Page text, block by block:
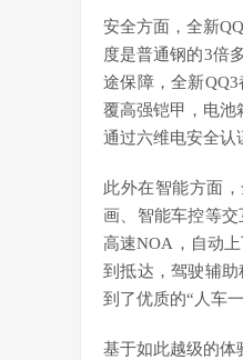
安全方面，全新
度是普通钢的3倍
途保障，全新
覆高强铠甲，电池
通过六维电安全认
此外在智能方面
画、智能车控等
高速NOA，自动
到抵达，驾驶辅
到了优质的“人车
基于如此越级的体